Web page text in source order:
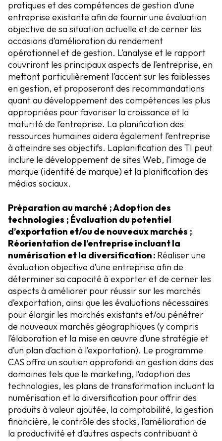
pratiques et des compétences de gestion d’une
entreprise existante afin de fournir une évaluation
objective de sa situation actuelle et de cerner les
occasions d’amélioration du rendement
opérationnel et de gestion. L’analyse et le rapport
couvriront les principaux aspects de l’entreprise, en
mettant particulièrement l’accent sur les faiblesses
en gestion, et proposeront des recommandations
quant au développement des compétences les plus
appropriées pour favoriser la croissance et la
maturité de l’entreprise. La planification des
ressources humaines aidera également l’entreprise
à atteindre ses objectifs. Laplanification des TI peut
inclure le développement de sites Web, l’image de
marque (identité de marque) et la planification des
médias sociaux.
Préparation au marché ; Adoption des
technologies ; Évaluation du potentiel
d’exportation et/ou de nouveaux marchés ;
Réorientation de l’entreprise incluant la
numérisation et la diversification : Réaliser une
évaluation objective d’une entreprise afin de
déterminer sa capacité à exporter et de cerner les
aspects à améliorer pour réussir sur les marchés
d’exportation, ainsi que les évaluations nécessaires
pour élargir les marchés existants et/ou pénétrer
de nouveaux marchés géographiques (y compris
l’élaboration et la mise en œuvre d’une stratégie et
d’un plan d’action à l’exportation). Le programme
CAS offre un soutien approfondi en gestion dans des
domaines tels que le marketing, l’adoption des
technologies, les plans de transformation incluant la
numérisation et la diversification pour offrir des
produits à valeur ajoutée, la comptabilité, la gestion
financière, le contrôle des stocks, l’amélioration de
la productivité et d’autres aspects contribuant à